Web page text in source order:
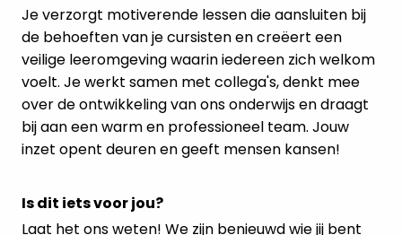
Je verzorgt motiverende lessen die aansluiten bij
de behoeften van je cursisten en creëert een
veilige leeromgeving waarin iedereen zich welkom
voelt. Je werkt samen met collega's, denkt mee
over de ontwikkeling van ons onderwijs en draagt
bij aan een warm en professioneel team. Jouw
inzet opent deuren en geeft mensen kansen!
Is dit iets voor jou?
Laat het ons weten! We zijn benieuwd wie jij bent